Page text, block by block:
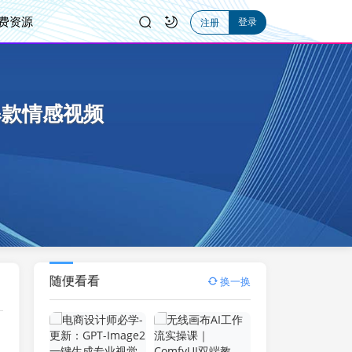
资源 注册 登录
情感视频
随便看看 换一换